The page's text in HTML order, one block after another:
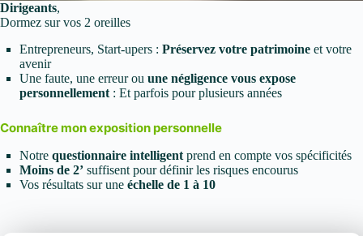
Dirigeants,
Dormez sur vos 2 oreilles
Entrepreneurs, Start-upers : Préservez votre patrimoine et votre
avenir
Une faute, une erreur ou une négligence vous expose
personnellement : Et parfois pour plusieurs années
Connaître mon exposition personnelle
Notre questionnaire intelligent prend en compte vos spécificités
Moins de 2’ suffisent pour définir les risques encourus
Vos résultats sur une échelle de 1 à 10